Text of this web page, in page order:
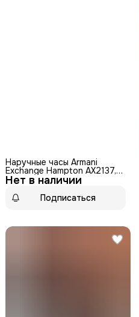
Нет в наличии
Наручные часы Armani
Exchange Hampton AX2137,
мужские, аналоговый
циферблат, бесшумный
механизмПодписаться